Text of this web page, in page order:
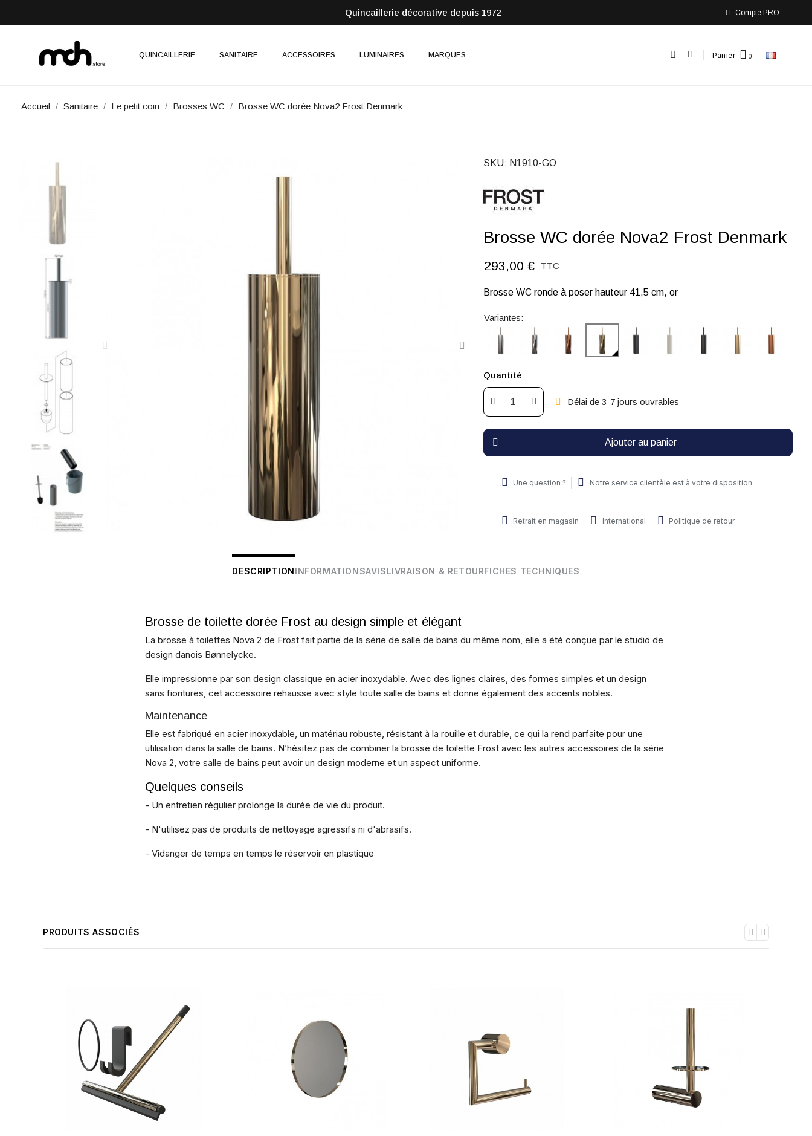
Quincaillerie décorative depuis 1972 Compte PRO
QUINCAILLERIE SANITAIRE ACCESSOIRES LUMINAIRES MARQUES Panier
Accueil Sanitaire Le petit coin Brosses WC Brosse WC dorée Nova2 Frost Denmark
SKU N1910-GO
Brosse WC dorée Nova2 Frost Denmark
293,00 € TTC
Brosse WC ronde à poser hauteur 41,5 cm, or
Variantes:
Quantité
Délai de 3-7 jours ouvrables
Ajouter au panier
Une question ? Notre service clientèle est à votre disposition
Retrait en magasin International Politique de retour
DESCRIPTIONINFORMATIONSAVISLIVRAISON & RETOURFICHES TECHNIQUES
Brosse de toilette dorée Frost au design simple et élégant
La brosse à toilettes Nova 2 de Frost fait partie de la série de salle de bains du même nom, elle a été conçue par le studio de
design danois Bønnelycke.
Elle impressionne par son design classique en acier inoxydable. Avec des lignes claires, des formes simples et un design
sans fioritures, cet accessoire rehausse avec style toute salle de bains et donne également des accents nobles.
Maintenance
Elle est fabriqué en acier inoxydable, un matériau robuste, résistant à la rouille et durable, ce qui la rend parfaite pour une
utilisation dans la salle de bains. N’hésitez pas de combiner la brosse de toilette Frost avec les autres accessoires de la série
Nova 2, votre salle de bains peut avoir un design moderne et un aspect uniforme.
Quelques conseils
- Un entretien régulier prolonge la durée de vie du produit.
- N'utilisez pas de produits de nettoyage agressifs ni d'abrasifs.
- Vidanger de temps en temps le réservoir en plastique
PRODUITS ASSOCIÉS